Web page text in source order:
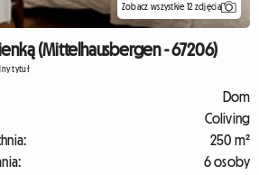
Zobacz wszystkie 12 zdjęcia
(Mittelhausbergen - 67206)
tytuł
Dom
Coliving
250 m²
6 osoby